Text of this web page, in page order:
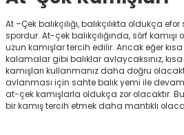
At –Çek balıkçılığı, balıkçılıkta oldukça
spordur. At-çek balıkçılığında, sörf
uzun kamışlar tercih edilir. Ancak eğer
kalamalar gibi balıklar avlaycaksınız,
kamışları kullanmanız daha doğru
avlanması için sahte balık yemi ile
at-çek kamışlarla oldukça zor olacaktır.
bir kamış tercih etmek daha mantıklı